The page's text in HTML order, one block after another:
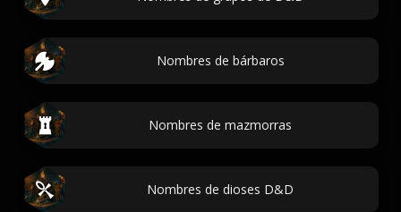
Nombres de bárbaros
Nombres de mazmorras
Nombres de dioses D&D